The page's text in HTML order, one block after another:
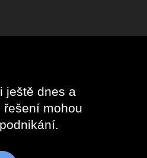
ještě dnes a
řešení mohou